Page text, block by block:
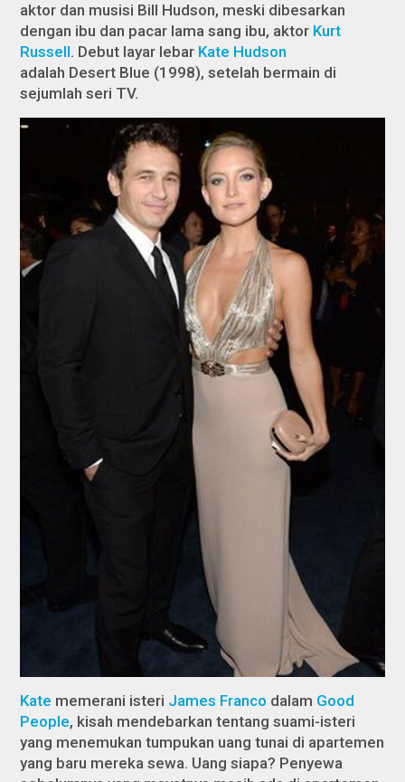
aktor dan musisi Bill Hudson, meski dibesarkan
dengan ibu dan pacar lama sang ibu, aktor Kurt
Russell. Debut layar lebar Kate Hudson
adalah Desert Blue (1998), setelah bermain di
sejumlah seri TV.
Kate memerani isteri James Franco dalam Good
People, kisah mendebarkan tentang suami-isteri
yang menemukan tumpukan uang tunai di apartemen
yang baru mereka sewa. Uang siapa? Penyewa